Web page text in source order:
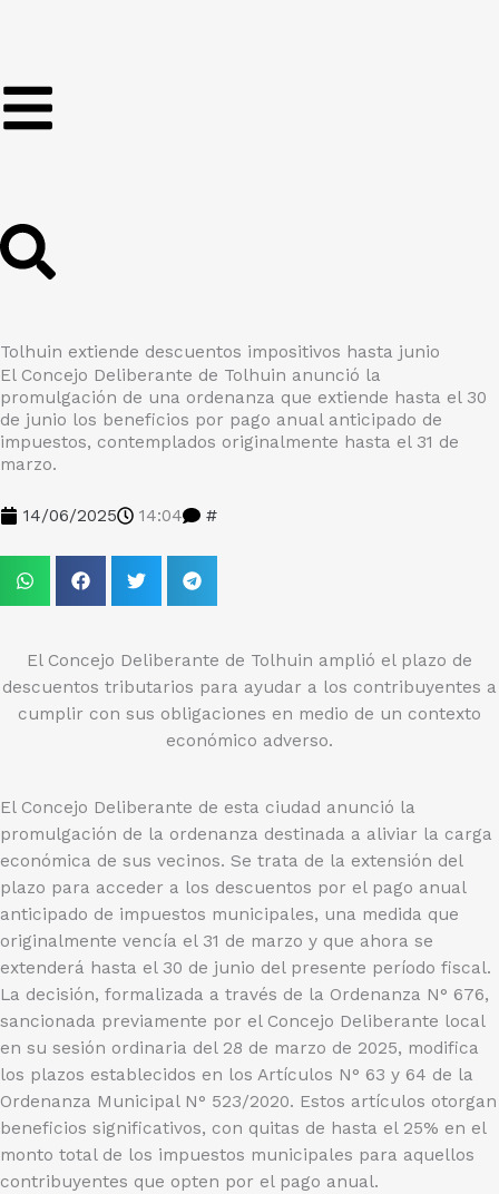
Tolhuin extiende descuentos impositivos hasta junio
El Concejo Deliberante de Tolhuin anunció la
promulgación de una ordenanza que extiende hasta el 30
de junio los beneficios por pago anual anticipado de
impuestos, contemplados originalmente hasta el 31 de
marzo.
14/06/2025 14:04 #
El Concejo Deliberante de Tolhuin amplió el plazo de
descuentos tributarios para ayudar a los contribuyentes a
cumplir con sus obligaciones en medio de un contexto
económico adverso.
El Concejo Deliberante de esta ciudad anunció la
promulgación de la ordenanza destinada a aliviar la carga
económica de sus vecinos. Se trata de la extensión del
plazo para acceder a los descuentos por el pago anual
anticipado de impuestos municipales, una medida que
originalmente vencía el 31 de marzo y que ahora se
extenderá hasta el 30 de junio del presente período fiscal.
La decisión, formalizada a través de la Ordenanza N° 676,
sancionada previamente por el Concejo Deliberante local
en su sesión ordinaria del 28 de marzo de 2025, modifica
los plazos establecidos en los Artículos N° 63 y 64 de la
Ordenanza Municipal N° 523/2020. Estos artículos otorgan
beneficios significativos, con quitas de hasta el 25% en el
monto total de los impuestos municipales para aquellos
contribuyentes que opten por el pago anual.